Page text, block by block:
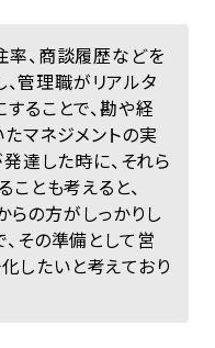
率、商談履歴などを
管理職がリアルタ
ることで、勘や経
マネジメントの実
達した時に、それら
とも考えると、
の方がしっかりし
その準備として営
たいと考えており